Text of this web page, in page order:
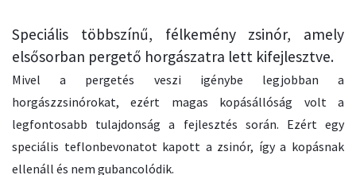
Speciális többszínű, félkemény zsinór, amely
elsősorban pergető horgászatra lett kifejlesztve.
Mivel a pergetés veszi igénybe legjobban a
horgászzsinórokat, ezért magas kopásállóság volt a
legfontosabb tulajdonság a fejlesztés során. Ezért egy
speciális teflonbevonatot kapott a zsinór, így a kopásnak
ellenáll és nem gubancolódik.